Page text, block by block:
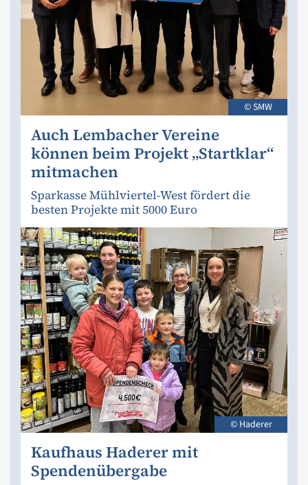
© SMW
Auch Lembacher Vereine
können beim Projekt „Startklar“
mitmachen
Sparkasse Mühlviertel-West fördert die
besten Projekte mit 5000 Euro
© Haderer
Kaufhaus Haderer mit
Spendenübergabe